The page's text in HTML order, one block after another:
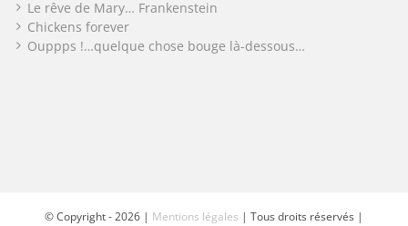
Le rêve de Mary… Frankenstein
Chickens forever
Ouppps !…quelque chose bouge là-dessous…
© Copyright -2026 | Mentions légales | Tous droits réservés |